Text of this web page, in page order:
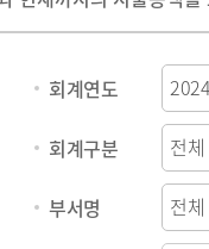
회계연도
회계구분
부서명